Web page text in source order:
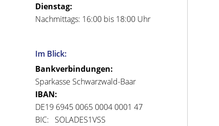
Dienstag:
Nachmittags: 16:00 bis 18:00 Uhr
Im Blick:
Bankverbindungen:
Sparkasse Schwarzwald-Baar
IBAN:
DE19 6945 0065 0004 0001 47
BIC: SOLADES1VSS